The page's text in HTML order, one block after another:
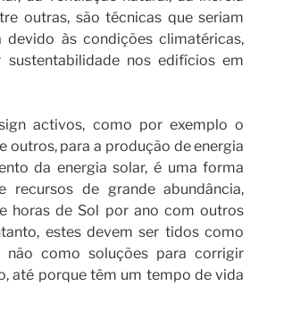
outras, são técnicas que seriam
às condições climatéricas,
nos edifícios em
activos, como por exemplo o
para a produção de energia
da energia solar, é uma forma
de grande abundância,
horas de Sol por ano com outros
estes devem ser tidos como
como soluções para corrigir
até porque têm um tempo de vida